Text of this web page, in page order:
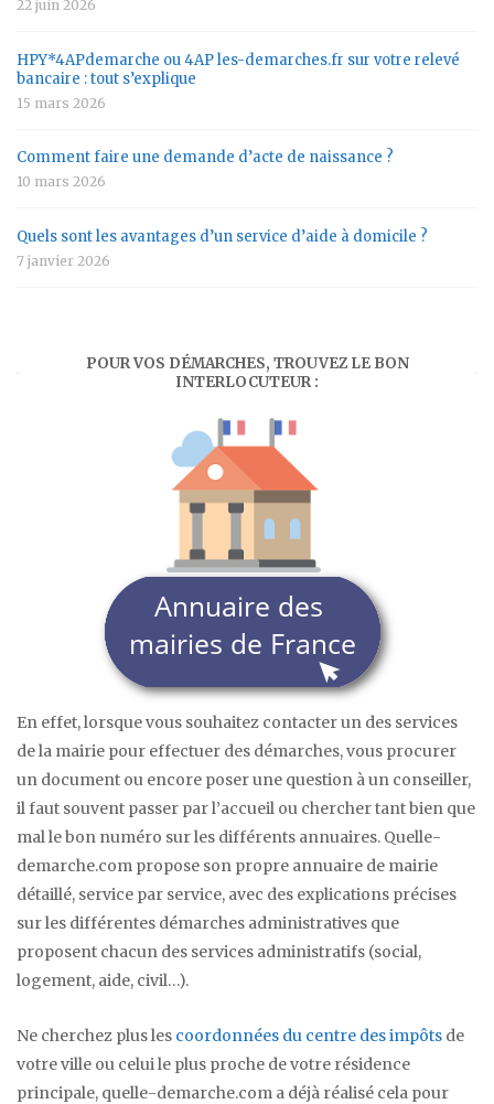
22 juin 2026
HPY*4APdemarche ou 4AP les-demarches.fr sur votre relevé
bancaire : tout s’explique
15 mars 2026
Comment faire une demande d’acte de naissance ?
10 mars 2026
Quels sont les avantages d’un service d’aide à domicile ?
7 janvier 2026
POUR VOS DÉMARCHES, TROUVEZ LE BON
INTERLOCUTEUR :
En effet, lorsque vous souhaitez contacter un des services
de la mairie pour effectuer des démarches, vous procurer
un document ou encore poser une question à un conseiller,
il faut souvent passer par l’accueil ou chercher tant bien que
mal le bon numéro sur les différents annuaires. Quelle-
demarche.com propose son propre annuaire de mairie
détaillé, service par service, avec des explications précises
sur les différentes démarches administratives que
proposent chacun des services administratifs (social,
logement, aide, civil…).
Ne cherchez plus les coordonnées du centre des impôts de
votre ville ou celui le plus proche de votre résidence
principale, quelle-demarche.com a déjà réalisé cela pour